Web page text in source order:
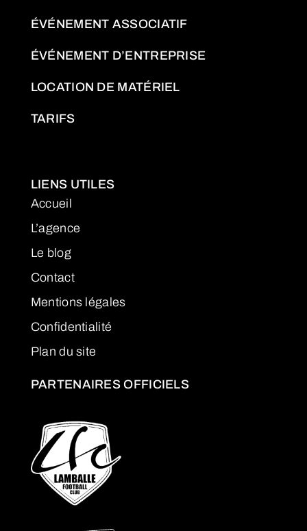
ÉVÉNEMENT ASSOCIATIF
ÉVÉNEMENT D’ENTREPRISE
LOCATION DE MATÉRIEL
TARIFS
LIENS UTILES
Accueil
L’agence
Le blog
Contact
Mentions légales
Confidentialité
Plan du site
PARTENAIRES OFFICIELS